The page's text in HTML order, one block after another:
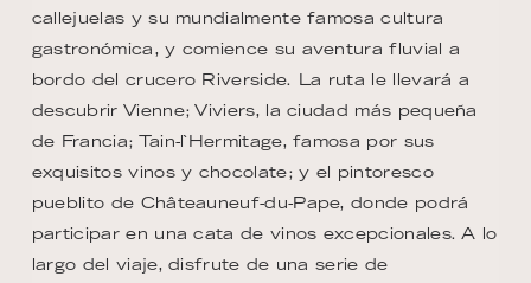
callejuelas y su mundialmente famosa cultura
gastronómica, y comience su aventura fluvial a
bordo del crucero Riverside. La ruta le llevará a
descubrir Vienne; Viviers, la ciudad más pequeña
de Francia; Tain-l`Hermitage, famosa por sus
exquisitos vinos y chocolate; y el pintoresco
pueblito de Châteauneuf-du-Pape, donde podrá
participar en una cata de vinos excepcionales. A lo
largo del viaje, disfrute de una serie de